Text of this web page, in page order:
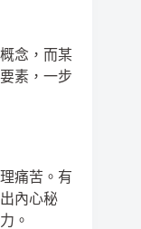
念，而某
素，一步
痛苦。有
內心秘
。